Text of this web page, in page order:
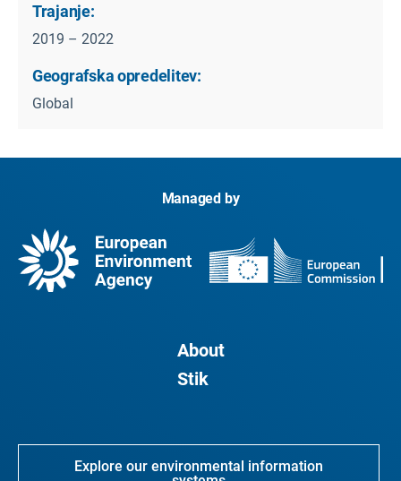
Trajanje:
2019 – 2022
Geografska opredelitev:
Global
Managed by
About
Stik
Explore our environmental information